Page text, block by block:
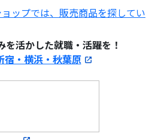
ップでは、販売商品を探してい
を活かした就職・活躍を！
・横浜・秋葉原